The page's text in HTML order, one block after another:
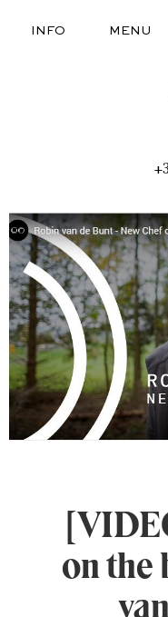
INFO MENU
on the